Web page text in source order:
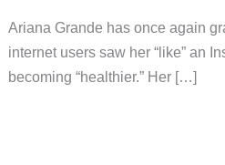
Ariana Grande has once again
internet users saw her “like” an
becoming “healthier.” Her […]